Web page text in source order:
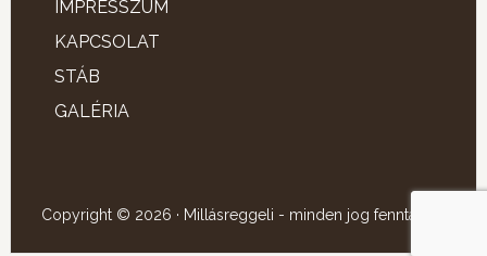
IMPRESSZUM
KAPCSOLAT
STÁB
GALÉRIA
Copyright © 2026 · Millásreggeli - minden jog fenntartva!